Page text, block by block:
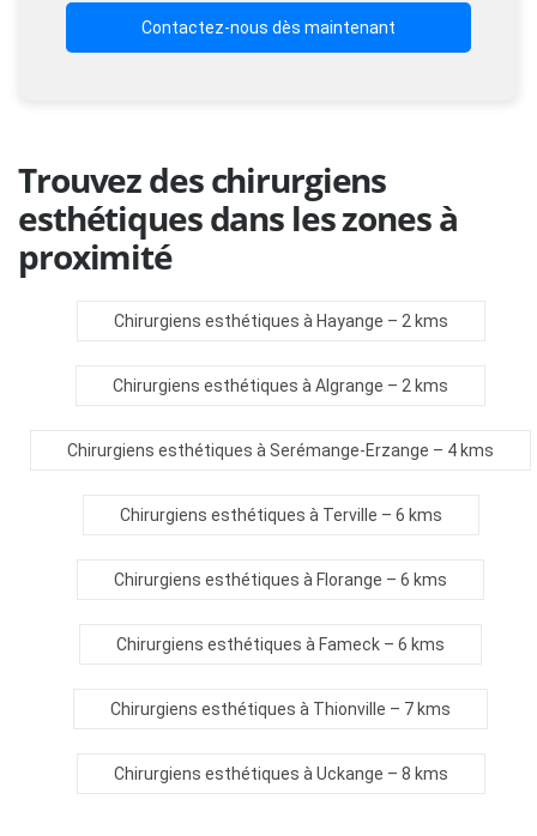
Contactez-nous dès maintenant
Trouvez des chirurgiens
esthétiques dans les zones à
proximité
Chirurgiens esthétiques à Hayange – 2 kms
Chirurgiens esthétiques à Algrange – 2 kms
Chirurgiens esthétiques à Serémange-Erzange – 4 kms
Chirurgiens esthétiques à Terville – 6 kms
Chirurgiens esthétiques à Florange – 6 kms
Chirurgiens esthétiques à Fameck – 6 kms
Chirurgiens esthétiques à Thionville – 7 kms
Chirurgiens esthétiques à Uckange – 8 kms